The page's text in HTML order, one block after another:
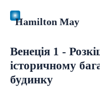
Hamilton May
Венеція 1 -
історичному
будинку